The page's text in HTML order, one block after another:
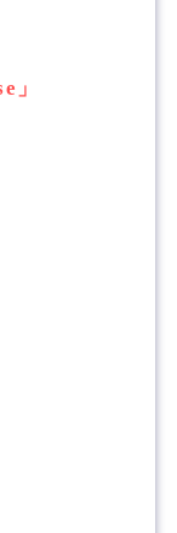
」